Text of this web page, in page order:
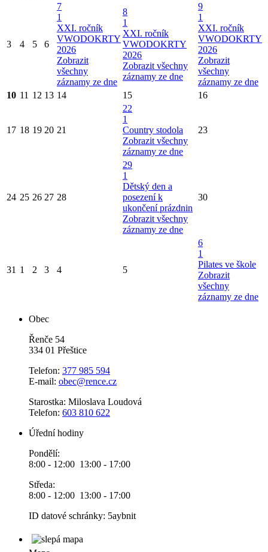
3 4 5 6
7
1
XXI. ročník
VWODOKRTY
2026
Zobrazit
všechny
záznamy ze dne
8
1
XXI. ročník
VWODOKRTY
2026
Zobrazit všechny
záznamy ze dne
9
1
XXI. ročník
VWODOKRTY
2026
Zobrazit
všechny
záznamy ze dne
10 11 12 13 14 15 16
17 18 19 20 21
22
1
Country stodola
Zobrazit všechny
záznamy ze dne
23
24 25 26 27 28
29
1
Dětský den a
posezení k
ukončení prázdnin
Zobrazit všechny
záznamy ze dne
30
31 1 2 3 4 5
6
1
Pilates ve škole
Zobrazit
všechny
záznamy ze dne
Obec
Řenče 54
334 01 Přeštice
Telefon: 377 985 594
E-mail: obec@rence.cz
Starostka: Miloslava Loudová
Telefon: 603 810 622
Úřední hodiny
Pondělí:
8:00 - 12:00 13:00 - 17:00
Středa:
8:00 - 12:00 13:00 - 17:00
ID datové schránky: 5aybnit